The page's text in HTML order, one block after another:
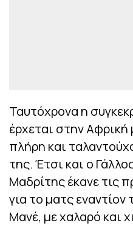
Ταυτόχρονα η
έρχεται στην
πλήρη και
της. Έτσι και ο
Μαδρίτης έκανε τις
για το ματς
Μανέ, με χαλαρό και